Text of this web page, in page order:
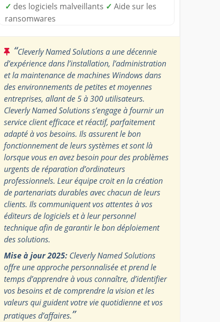
✓ des logiciels malveillants ✓ Aide sur les
ransomwares
“Cleverly Named Solutions a une décennie
d’expérience dans l’installation, l’administration
et la maintenance de machines Windows dans
des environnements de petites et moyennes
entreprises, allant de 5 à 300 utilisateurs.
Cleverly Named Solutions s’engage à fournir un
service client efficace et réactif, parfaitement
adapté à vos besoins. Ils assurent le bon
fonctionnement de leurs systèmes et sont là
lorsque vous en avez besoin pour des problèmes
urgents de réparation d’ordinateurs
professionnels. Leur équipe croit en la création
de partenariats durables avec chacun de leurs
clients. Ils communiquent vos attentes à vos
éditeurs de logiciels et à leur personnel
technique afin de garantir le bon déploiement
des solutions.
Mise à jour 2025: Cleverly Named Solutions
offre une approche personnalisée et prend le
temps d’apprendre à vous connaître, d’identifier
vos besoins et de comprendre la vision et les
valeurs qui guident votre vie quotidienne et vos
pratiques d’affaires.”